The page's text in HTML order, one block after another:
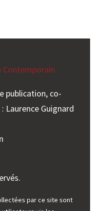
publication, co-
Laurence Guignard
par ce site sont